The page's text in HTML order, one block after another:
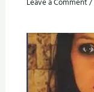
Leave a Comment/